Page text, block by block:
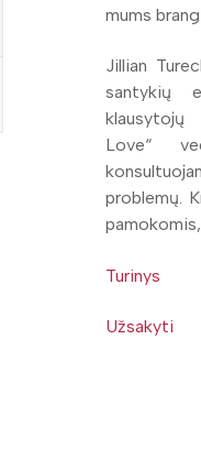
mums
Jillian
santykių
klausytojų
Love“
problemų.
Turinys
Užsakyti